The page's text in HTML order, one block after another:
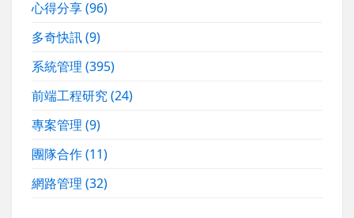
心得分享(96)
多奇快訊(9)
系統管理(395)
前端工程研究(24)
專案管理(9)
團隊合作(11)
網路管理(32)